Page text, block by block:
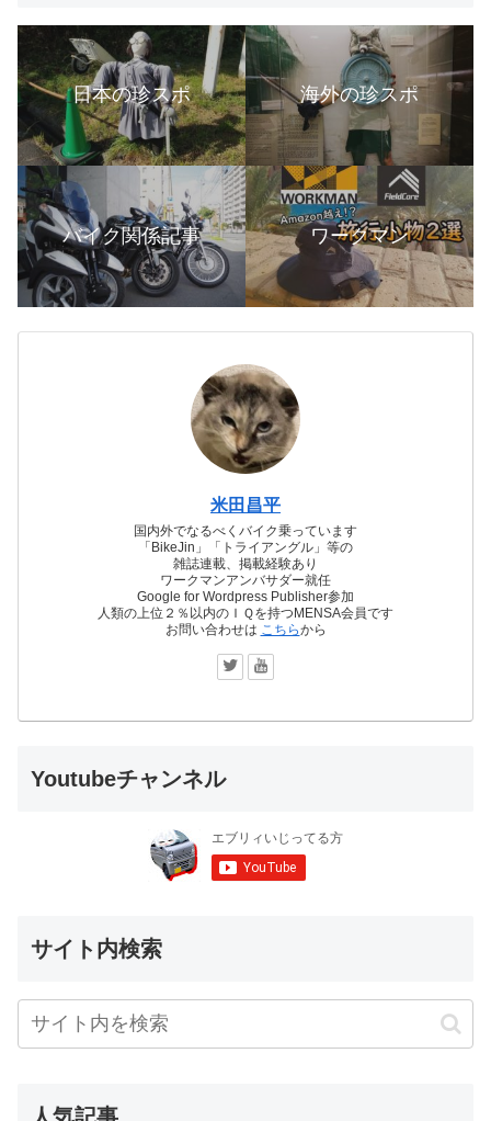
日本の珍スポ 海外の珍スポ
バイク関係記事 ワークマン
米田昌平
国内外でなるべくバイク乗っています
「BikeJin」「トライアングル」等の
雑誌連載、掲載経験あり
ワークマンアンバサダー就任
Google for Wordpress Publisher参加
人類の上位２％以内のＩＱを持つMENSA会員です
お問い合わせは こちらから
Youtubeチャンネル
サイト内検索